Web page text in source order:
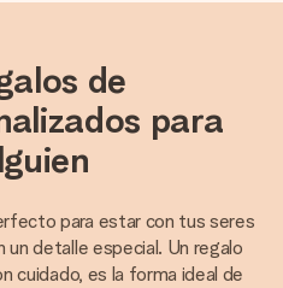
de
para
para estar con tus seres
detalle especial. Un regalo
cuidado, es la forma ideal de